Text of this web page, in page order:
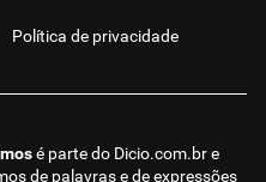
é parte do Dicio.com.bre
de palavras e de expressões
Política de privacidade